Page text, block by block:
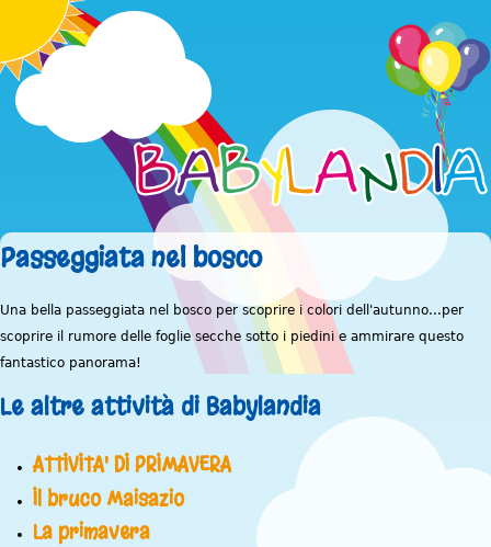
Passeggiata nel bosco
Una bella passeggiata nel bosco per scoprire i colori dell'autunno...per
scoprire il rumore delle foglie secche sotto i piedini e ammirare questo
fantastico panorama!
Le altre attività di Babylandia
ATTIVITA' DI PRIMAVERA
Il bruco Maisazio
La primavera